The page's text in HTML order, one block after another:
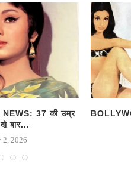
37 की उम्र
बार...
2, 2026